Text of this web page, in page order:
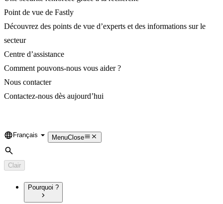
Point de vue de Fastly
Découvrez des points de vue d’experts et des informations sur le
secteur
Centre d’assistance
Comment pouvons-nous vous aider ?
Nous contacter
Contactez-nous dès aujourd’hui
Language
Français MenuClose
Rechercher
Clair
Pourquoi ?